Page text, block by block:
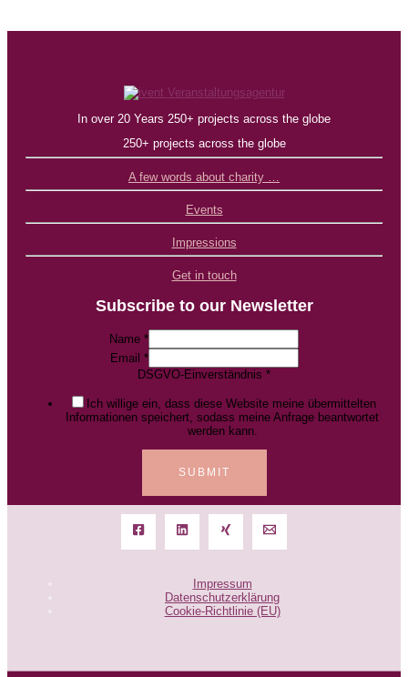
In over 20 Years 250+ projects across the globe
250+ projects across the globe
A few words about charity …
Events
Impressions
Get in touch
Subscribe to our Newsletter
Name *
Email *
DSGVO-Einverständnis *
Ich willige ein, dass diese Website meine übermittelten
Informationen speichert, sodass meine Anfrage beantwortet
werden kann.
SUBMIT
Impressum
Datenschutzerklärung
Cookie-Richtlinie (EU)